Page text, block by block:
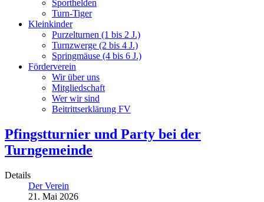
Sporthelden
Turn-Tiger
Kleinkinder
Purzelturnen (1 bis 2 J.)
Turnzwerge (2 bis 4 J.)
Springmäuse (4 bis 6 J.)
Förderverein
Wir über uns
Mitgliedschaft
Wer wir sind
Beitrittserklärung FV
Pfingstturnier und Party bei der
Turngemeinde
Details
Der Verein
21. Mai 2026